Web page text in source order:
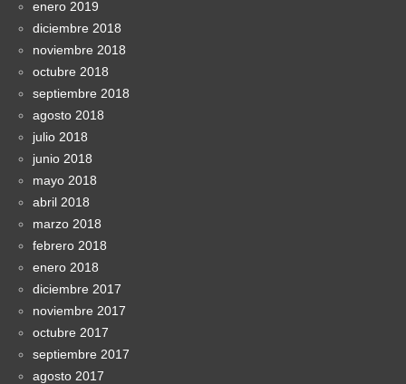
enero 2019
diciembre 2018
noviembre 2018
octubre 2018
septiembre 2018
agosto 2018
julio 2018
junio 2018
mayo 2018
abril 2018
marzo 2018
febrero 2018
enero 2018
diciembre 2017
noviembre 2017
octubre 2017
septiembre 2017
agosto 2017